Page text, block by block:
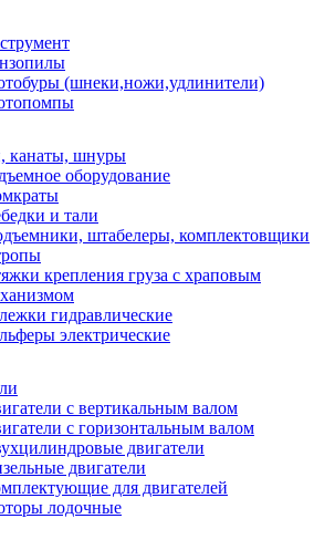
(шнеки,ножи,удлинители)
канаты, шнуры
оборудование
и тали
штабелеры, комплектовщики
крепления груза с храповым
гидравлические
электрические
с вертикальным валом
с горизонтальным валом
двигатели
двигатели
для двигателей
лодочные